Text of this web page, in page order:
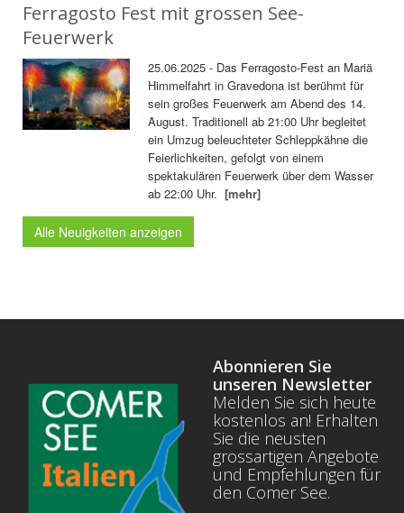
Ferragosto Fest mit grossen See-
Feuerwerk
25.06.2025 - Das Ferragosto-Fest an Mariä
Himmelfahrt in Gravedona ist berühmt für
sein großes Feuerwerk am Abend des 14.
August. Traditionell ab 21:00 Uhr begleitet
ein Umzug beleuchteter Schleppkähne die
Feierlichkeiten, gefolgt von einem
spektakulären Feuerwerk über dem Wasser
ab 22:00 Uhr.[mehr]
Alle Neuigkeiten anzeigen
Abonnieren Sie
unseren Newsletter
Melden Sie sich heute
kostenlos an! Erhalten
Sie die neusten
grossartigen Angebote
und Empfehlungen für
den Comer See.